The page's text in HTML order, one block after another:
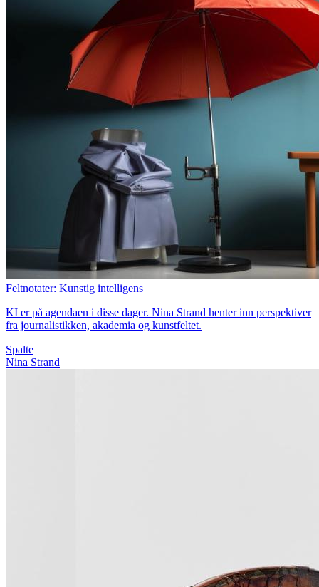
Feltnotater: Kunstig intelligens
KI er på agendaen i disse dager. Nina Strand henter inn perspektiver
fra journalistikken, akademia og kunstfeltet.
Spalte
Nina Strand